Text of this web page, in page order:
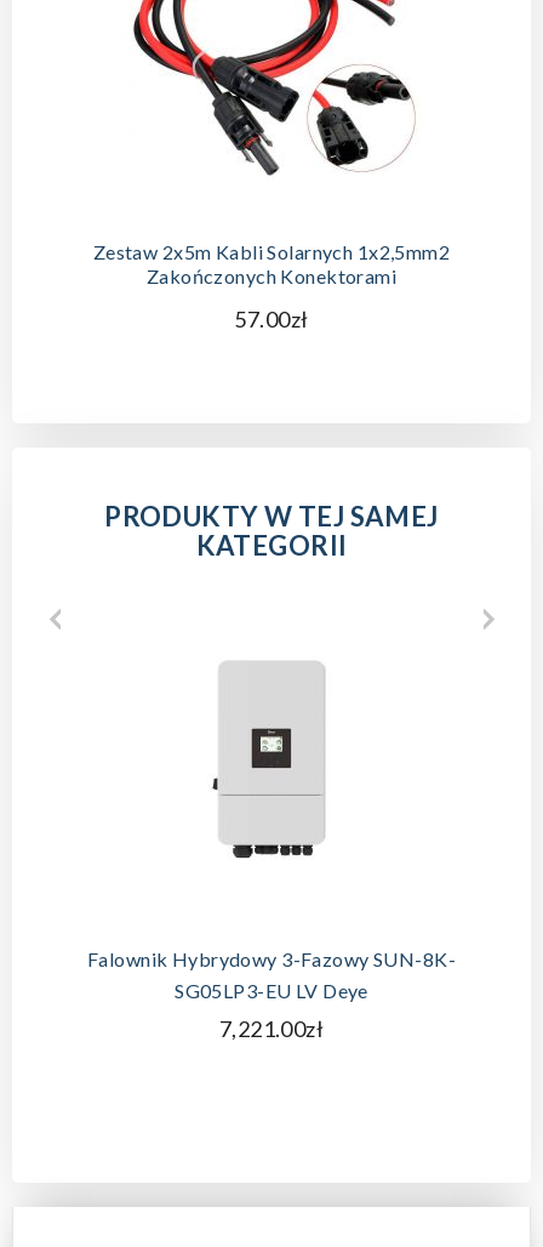
Zestaw 2x5m Kabli Solarnych 1x2,5mm2
Zakończonych Konektorami
57.00zł
PRODUKTY W TEJ SAMEJ
KATEGORII
Falownik Hybrydowy 3-Fazowy SUN-8K-
SG05LP3-EU LV Deye
7,221.00zł